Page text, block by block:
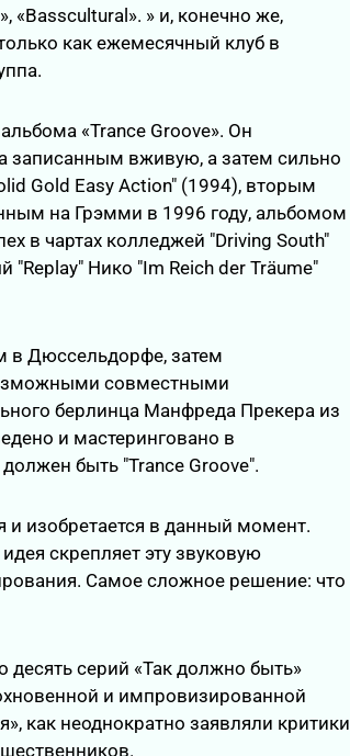
«Basscultural». » и, конечно же,
как ежемесячный клуб в
«Trance Groove». Он
записанным вживую, а затем сильно
Gold Easy Action" (1994), вторым
на Грэмми в 1996 году, альбомом
в чартах колледжей "Driving South"
"Replay" Нико "Im Reich der Träume"
в Дюссельдорфе, затем
совместными
берлинца Манфреда Прекера из
и мастеринговано в
быть "Trance Groove".
и изобретается в данный момент.
скрепляет эту звуковую
Самое сложное решение: что
десять серий «Так должно быть»
и импровизированной
как неоднократно заявляли критики